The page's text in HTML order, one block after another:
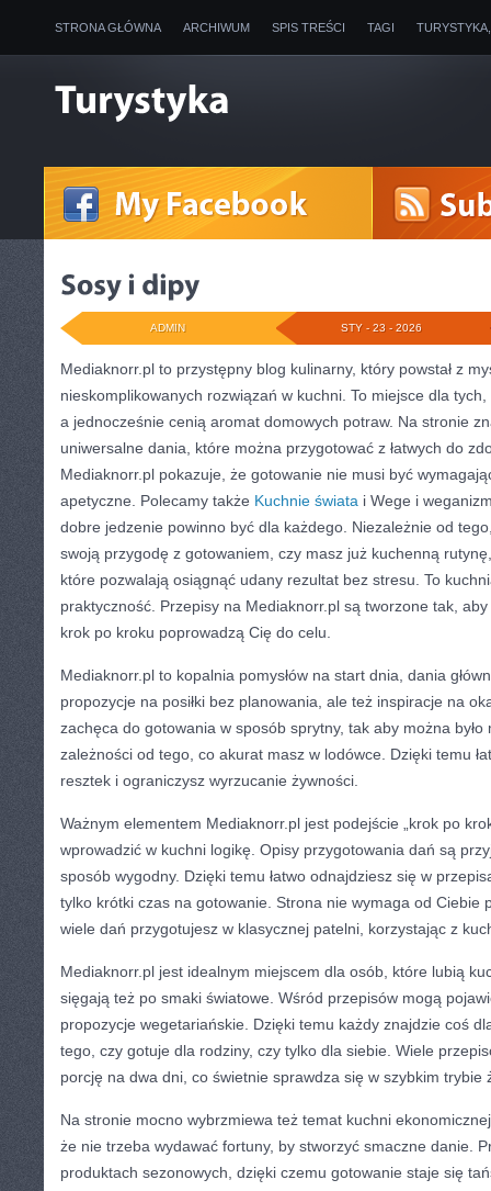
STRONA GŁÓWNA ARCHIWUM SPIS TREŚCI TAGI
STY - 23 - 2026
ADMIN
Mediaknorr.pl to przystępny blog kulinarny, który powstał z
nieskomplikowanych rozwiązań w kuchni. To miejsce dla
a jednocześnie cenią aromat domowych potraw. Na stronie
uniwersalne dania, które można przygotować z łatwych do
Mediaknorr.pl pokazuje, że gotowanie nie musi być
apetyczne. Polecamy także Kuchnie świata i Wege i
dobre jedzenie powinno być dla każdego. Niezależnie od
swoją przygodę z gotowaniem, czy masz już kuchenną
które pozwalają osiągnąć udany rezultat bez stresu. To
praktyczność. Przepisy na Mediaknorr.pl są tworzone tak, aby
krok po kroku poprowadzą Cię do celu.
Mediaknorr.pl to kopalnia pomysłów na start dnia, dania
propozycje na posiłki bez planowania, ale też inspiracje na
zachęca do gotowania w sposób sprytny, tak aby można
zależności od tego, co akurat masz w lodówce. Dzięki temu
resztek i ograniczysz wyrzucanie żywności.
Ważnym elementem Mediaknorr.pl jest podejście „krok po
wprowadzić w kuchni logikę. Opisy przygotowania dań są
sposób wygodny. Dzięki temu łatwo odnajdziesz się w
tylko krótki czas na gotowanie. Strona nie wymaga od Ciebie
wiele dań przygotujesz w klasycznej patelni, korzystając z
Mediaknorr.pl jest idealnym miejscem dla osób, które lubią
sięgają też po smaki światowe. Wśród przepisów mogą
propozycje wegetariańskie. Dzięki temu każdy znajdzie coś
tego, czy gotuje dla rodziny, czy tylko dla siebie. Wiele
porcję na dwa dni, co świetnie sprawdza się w szybkim trybie
Na stronie mocno wybrzmiewa też temat kuchni
że nie trzeba wydawać fortuny, by stworzyć smaczne danie.
produktach sezonowych, dzięki czemu gotowanie staje się